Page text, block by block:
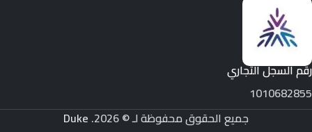
رقم السجل التجاري
1010682855
جميع الحقوق محفوظة لـ © 2026.
Duke